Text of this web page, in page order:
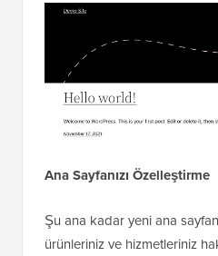
Ana Sayfanızı Özelleştirme
Şu ana kadar yeni ana
ürünleriniz ve hizmetleriniz